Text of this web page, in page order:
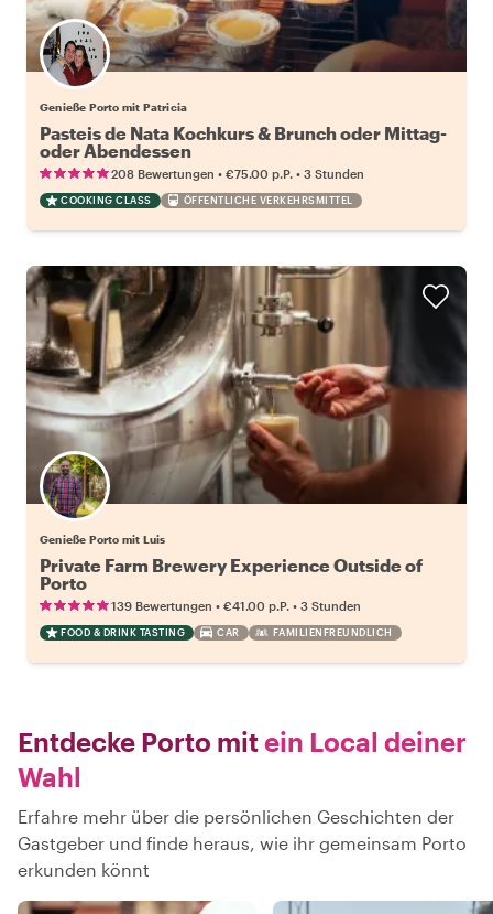
Genieße Porto mit Patricia
Pasteis de Nata Kochkurs & Brunch oder Mittag-
oder Abendessen
208 Bewertungen • €75.00 p.P. • 3 Stunden
COOKING CLASS ÖFFENTLICHE VERKEHRSMITTEL
Genieße Porto mit Luis
Private Farm Brewery Experience Outside of
Porto
139 Bewertungen • €41.00 p.P. • 3 Stunden
FOOD & DRINK TASTING CAR FAMILIENFREUNDLICH
Entdecke Porto mitein Local deiner
Wahl
Erfahre mehr über die persönlichen Geschichten der
Gastgeber und finde heraus, wie ihr gemeinsam Porto
erkunden könnt